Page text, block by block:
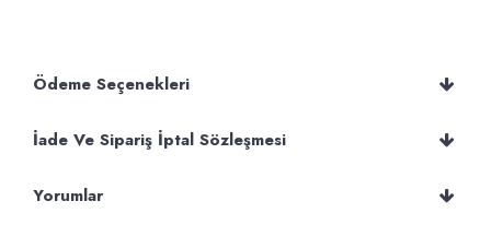
Ödeme Seçenekleri
İade Ve Sipariş İptal Sözleşmesi
Yorumlar